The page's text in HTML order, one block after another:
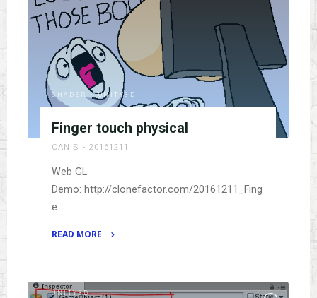
SHADER / UNITY3D
Finger touch physical
CANIS 20161211
Web GL
Demo: http://clonefactor.com/20161211_Fing
e …
READ MORE
physical"
UNITY3D